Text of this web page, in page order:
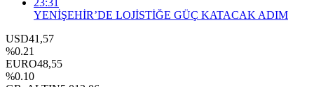
23:31
YENİŞEHİR’DE LOJİSTİĞE GÜÇ KATACAK ADIM
USD41,57
%0.21
EURO48,55
%0.10